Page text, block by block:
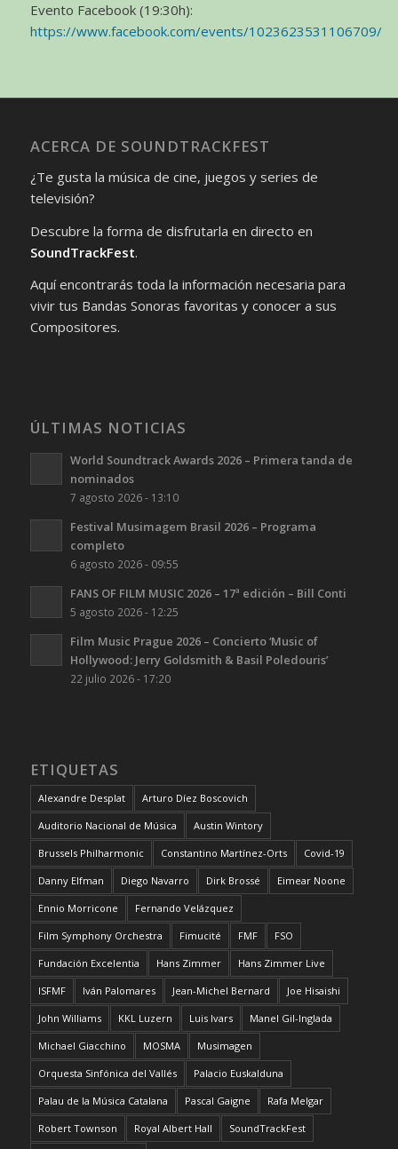
Evento Facebook (19:30h):
https://www.facebook.com/events/1023623531106709/
ACERCA DE SOUNDTRACKFEST
¿Te gusta la música de cine, juegos y series de
televisión?
Descubre la forma de disfrutarla en directo en
SoundTrackFest.
Aquí encontrarás toda la información necesaria para
vivir tus Bandas Sonoras favoritas y conocer a sus
Compositores.
ÚLTIMAS NOTICIAS
World Soundtrack Awards 2026 – Primera tanda de
nominados
7 agosto 2026 - 13:10
Festival Musimagem Brasil 2026 – Programa
completo
6 agosto 2026 - 09:55
FANS OF FILM MUSIC 2026 – 17ª edición – Bill Conti
5 agosto 2026 - 12:25
Film Music Prague 2026 – Concierto ‘Music of
Hollywood: Jerry Goldsmith & Basil Poledouris’
22 julio 2026 - 17:20
ETIQUETAS
Alexandre Desplat Arturo Díez Boscovich
Auditorio Nacional de Música Austin Wintory
Brussels Philharmonic Constantino Martínez-Orts Covid-19
Danny Elfman Diego Navarro Dirk Brossé Eimear Noone
Ennio Morricone Fernando Velázquez
Film Symphony Orchestra Fimucité FMF FSO
Fundación Excelentia Hans Zimmer Hans Zimmer Live
ISFMF Iván Palomares Jean-Michel Bernard Joe Hisaishi
John Williams KKL Luzern Luis Ivars Manel Gil-Inglada
Michael Giacchino MOSMA Musimagen
Orquesta Sinfónica del Vallés Palacio Euskalduna
Palau de la Música Catalana Pascal Gaigne Rafa Melgar
Robert Townson Royal Albert Hall SoundTrackFest